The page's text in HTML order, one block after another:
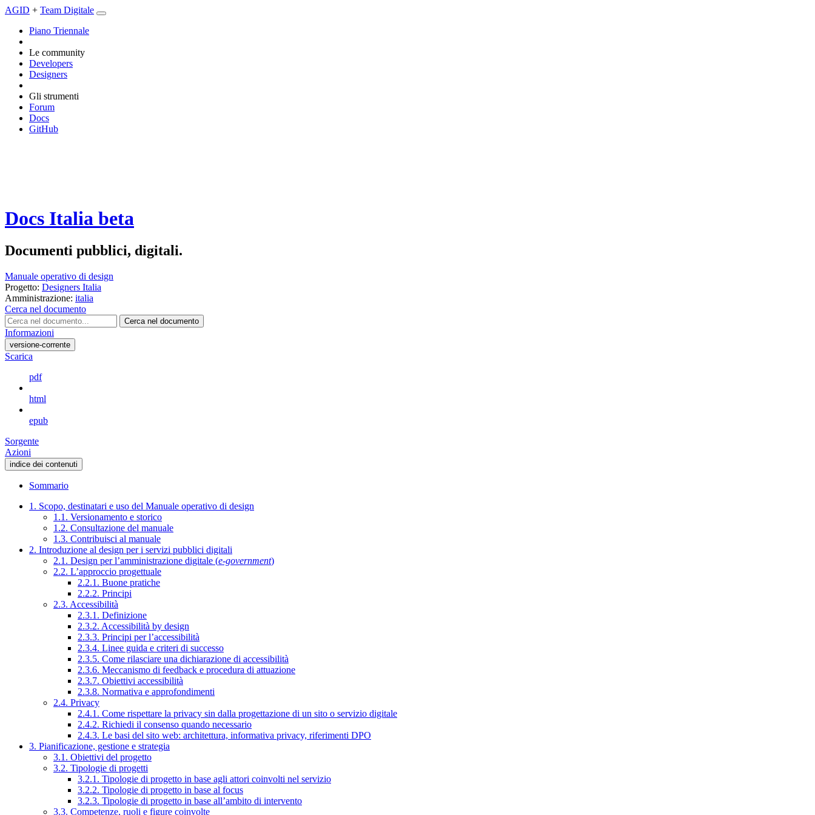
AGID + Team Digitale
Piano Triennale
Le community
Developers
Designers
Gli strumenti
Forum
Docs
GitHub
Docs Italia beta
Documenti pubblici, digitali.
Manuale operativo di design
Progetto: Designers Italia
Amministrazione: italia
Cerca nel documento
Cerca nel documento
Informazioni
versione-corrente
Scarica
pdf
html
epub
Sorgente
Azioni
indice dei contenuti
Sommario
1. Scopo, destinatari e uso del Manuale operativo di design
1.1. Versionamento e storico
1.2. Consultazione del manuale
1.3. Contribuisci al manuale
2. Introduzione al design per i servizi pubblici digitali
2.1. Design per l’amministrazione digitale (e-government)
2.2. L’approccio progettuale
2.2.1. Buone pratiche
2.2.2. Principi
2.3. Accessibilità
2.3.1. Definizione
2.3.2. Accessibilità by design
2.3.3. Principi per l’accessibilità
2.3.4. Linee guida e criteri di successo
2.3.5. Come rilasciare una dichiarazione di accessibilità
2.3.6. Meccanismo di feedback e procedura di attuazione
2.3.7. Obiettivi accessibilità
2.3.8. Normativa e approfondimenti
2.4. Privacy
2.4.1. Come rispettare la privacy sin dalla progettazione di un sito o servizio digitale
2.4.2. Richiedi il consenso quando necessario
2.4.3. Le basi del sito web: architettura, informativa privacy, riferimenti DPO
3. Pianificazione, gestione e strategia
3.1. Obiettivi del progetto
3.2. Tipologie di progetti
3.2.1. Tipologie di progetto in base agli attori coinvolti nel servizio
3.2.2. Tipologie di progetto in base al focus
3.2.3. Tipologie di progetto in base all’ambito di intervento
3.3. Competenze, ruoli e figure coinvolte